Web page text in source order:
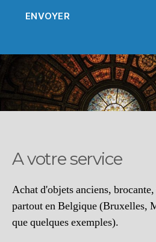
A votre service
Achat d'objets anciens,
partout en Belgique (Bruxelles,
que quelques exemples).